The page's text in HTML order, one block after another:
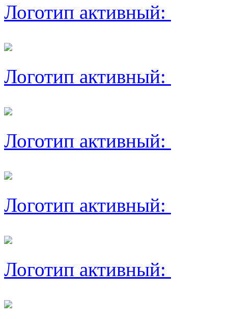
Логотип активный:
Логотип активный:
Логотип активный:
Логотип активный:
Логотип активный: